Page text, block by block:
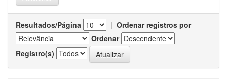
Resultados/Página | Ordenar registros por
Ordenar
Registro(s)